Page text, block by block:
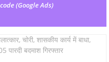
(Google Ads)
चोरी, शासकीय कार्य में बाधा,
पारदी बदमाश गिरफ्तार